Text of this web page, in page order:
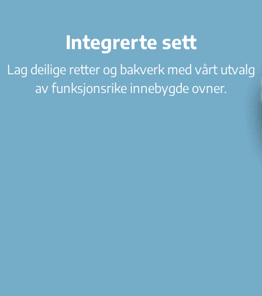
Integrerte sett
Lag deilige retter og bakverk med vårt utvalg
av funksjonsrike innebygde ovner.